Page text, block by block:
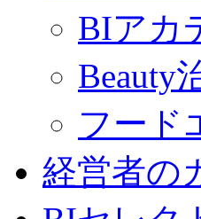
BIアカ
Beauty
フード
経営者の